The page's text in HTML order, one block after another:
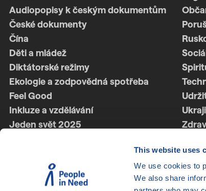
This website uses
We use cookies to
We also share
Audiopopisy k českým dokumentům
České dokumenty
Čína
Děti a mládež
Diktátorské režimy
Ekologie a zodpovědná spotřeba
Feel Good
Inkluze a vzdělávání
Jeden svět 2025